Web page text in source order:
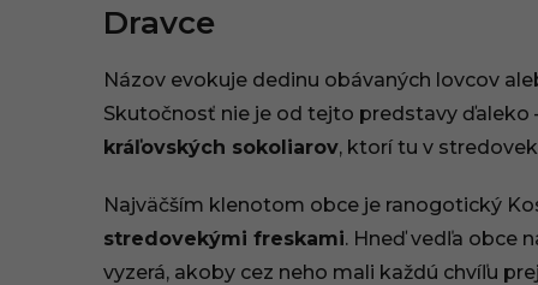
0
Dravce
Názov evokuje dedinu obávaných lovcov
Skutočnosť nie je od tejto predstavy ďaleko
kráľovských sokoliarov, ktorí tu v
Najväčším klenotom obce je ranogotický
stredovekými freskami. Hneď vedľa obce
vyzerá, akoby cez neho mali každú chvíľu